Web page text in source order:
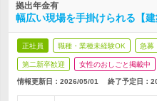
拠出年金有
幅広い現場を手掛けられる【
正社員 職種・業種未経験OK 急募
第二新卒歓迎 女性のおしごと掲載中
情報更新日：2026/05/01 終了予定日：